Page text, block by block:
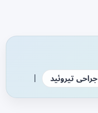
جراحی تیروئید |